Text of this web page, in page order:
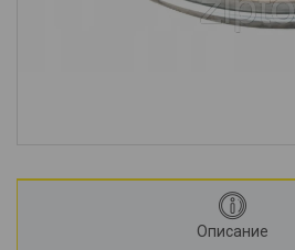
Описание